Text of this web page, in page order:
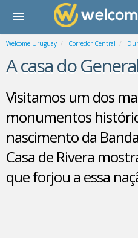
Welcome Uruguay Corredor Central
A casa do
Visitamos um dos
monumentos
nascimento da
Casa de Rivera
que forjou a essa